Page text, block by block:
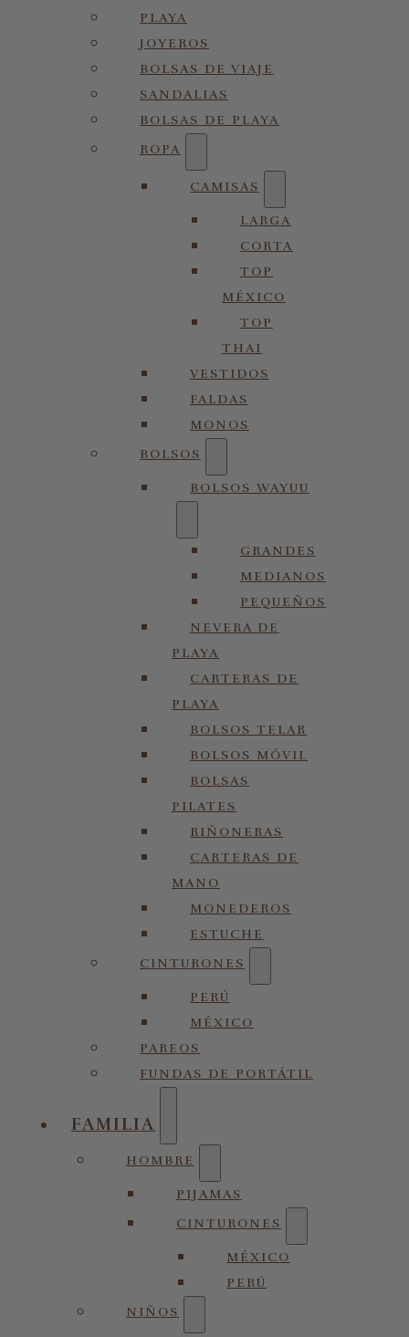
PLAYA
JOYEROS
BOLSAS DE VIAJE
SANDALIAS
BOLSAS DE PLAYA
ROPA
CAMISAS
LARGA
CORTA
TOP
MÉXICO
TOP
THAI
VESTIDOS
FALDAS
MONOS
BOLSOS
BOLSOS WAYUU
GRANDES
MEDIANOS
PEQUEÑOS
NEVERA DE
PLAYA
CARTERAS DE
PLAYA
BOLSOS TELAR
BOLSOS MÓVIL
BOLSAS
PILATES
RIÑONERAS
CARTERAS DE
MANO
MONEDEROS
ESTUCHE
CINTURONES
PERÚ
MÉXICO
PAREOS
FUNDAS DE PORTÁTIL
FAMILIA
HOMBRE
PIJAMAS
CINTURONES
MÉXICO
PERÚ
NIÑOS